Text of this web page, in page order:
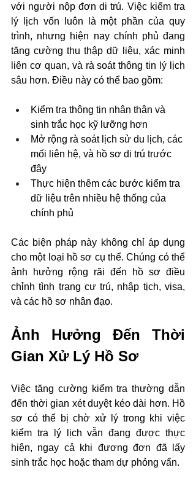
với người nộp đơn di trú. Việc kiểm tra
lý lịch vốn luôn là một phần của quy
trình, nhưng hiện nay chính phủ đang
tăng cường thu thập dữ liệu, xác minh
liên cơ quan, và rà soát thông tin lý lịch
sâu hơn. Điều này có thể bao gồm:
Kiểm tra thông tin nhân thân và
sinh trắc học kỹ lưỡng hơn
Mở rộng rà soát lịch sử du lịch, các
mối liên hệ, và hồ sơ di trú trước
đây
Thực hiện thêm các bước kiểm tra
dữ liệu trên nhiều hệ thống của
chính phủ
Các biện pháp này không chỉ áp dụng
cho một loại hồ sơ cụ thể. Chúng có thể
ảnh hưởng rộng rãi đến hồ sơ điều
chỉnh tình trạng cư trú, nhập tịch, visa,
và các hồ sơ nhân đạo.
Ảnh Hưởng Đến Thời
Gian Xử Lý Hồ Sơ
Việc tăng cường kiểm tra thường dẫn
đến thời gian xét duyệt kéo dài hơn. Hồ
sơ có thể bị chờ xử lý trong khi việc
kiểm tra lý lịch vẫn đang được thực
hiện, ngay cả khi đương đơn đã lấy
sinh trắc học hoặc tham dự phỏng vấn.